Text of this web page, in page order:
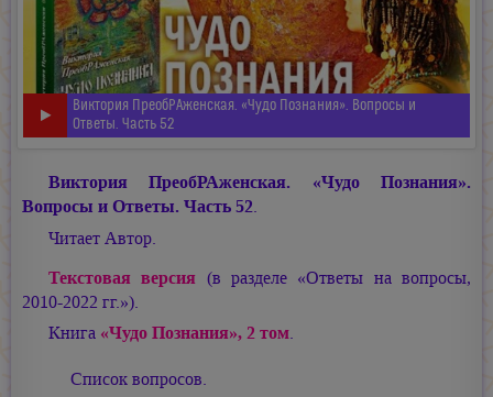
Виктория ПреобРАженская. «Чудо Познания». Вопросы и
Ответы. Часть 52
Виктория ПреобРАженская. «Чудо Познания».
Вопросы и Ответы. Часть 52.
Читает Автор.
Текстовая версия (в разделе «Ответы на вопросы,
2010-2022 гг.»).
Книга «Чудо Познания», 2 том.
Список вопросов.